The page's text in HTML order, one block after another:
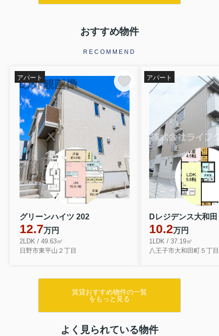
おすすめ物件
RECOMMEND
グリーンハイツ 202
12.7万円
2LDK / 49.63㎡
日野市東平山２丁目
アパート
Dレジデンス大和
10.2万円
1LDK / 37.19㎡
八王子市大和田町５丁目
アパート
賃貸おすすめ物件の一覧
をもっと見る
よく見られている物件